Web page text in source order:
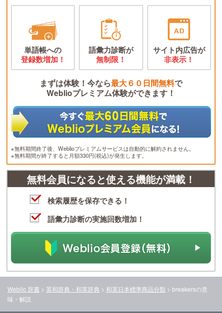
単語帳への
登録数増加！
語彙力診断が
無制限！
サイト内広告が
非表示！
まずは体験！今なら最大６０日間無料で
Weblioプレミアム体験ができます！
※無料期間終了後、Weblioプレミアムサービスは自動的に解約されません。
※無料期間が終了すると月額330円(税込)が発生します。
無料会員になると使える機能が満載！
検索履歴を保存できる！
語彙力診断の実施回数増加！
Weblio 辞書 > 英和辞典・和英辞典 > 和英日本標準商品分類 > breakersの意
味・解説